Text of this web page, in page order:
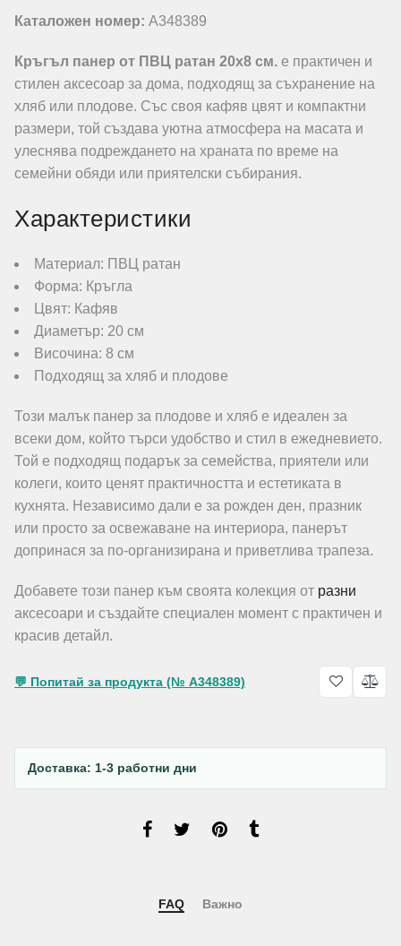
Каталожен номер: A348389
Кръгъл панер от ПВЦ ратан 20х8 см. е практичен и
стилен аксесоар за дома, подходящ за съхранение на
хляб или плодове. Със своя кафяв цвят и компактни
размери, той създава уютна атмосфера на масата и
улеснява подреждането на храната по време на
семейни обяди или приятелски събирания.
Характеристики
Материал: ПВЦ ратан
Форма: Кръгла
Цвят: Кафяв
Диаметър: 20 см
Височина: 8 см
Подходящ за хляб и плодове
Този малък панер за плодове и хляб е идеален за
всеки дом, който търси удобство и стил в ежедневието.
Той е подходящ подарък за семейства, приятели или
колеги, които ценят практичността и естетиката в
кухнята. Независимо дали е за рожден ден, празник
или просто за освежаване на интериора, панерът
допринася за по-организирана и приветлива трапеза.
Добавете този панер към своята колекция от разни
аксесоари и създайте специален момент с практичен и
красив детайл.
💬 Попитай за продукта (№ A348389)
Доставка: 1-3 работни дни
FAQ Важно